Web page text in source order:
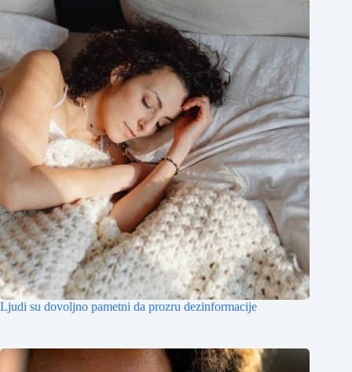
Ljudi su dovoljno pametni da prozru dezinformacije